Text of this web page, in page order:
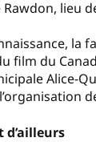
lieu
la
film du
Alice-
d’ailleurs